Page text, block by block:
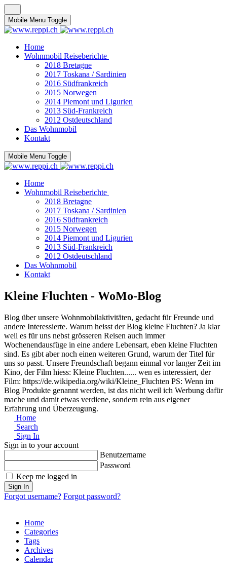
Mobile Menu Toggle
Home
Wohnmobil Reiseberichte
2018 Bretagne
2017 Toskana / Sardinien
2016 Südfrankreich
2015 Norwegen
2014 Piemont und Ligurien
2013 Süd-Frankreich
2012 Ostdeutschland
Das Wohnmobil
Kontakt
Mobile Menu Toggle
Home
Wohnmobil Reiseberichte
2018 Bretagne
2017 Toskana / Sardinien
2016 Südfrankreich
2015 Norwegen
2014 Piemont und Ligurien
2013 Süd-Frankreich
2012 Ostdeutschland
Das Wohnmobil
Kontakt
Kleine Fluchten - WoMo-Blog
Blog über unsere Wohnmobilaktivitäten, gedacht für Freunde und
andere Interessierte. Warum heisst der Blog kleine Fluchten? Ja klar
weil es für uns nebst grösseren Reisen auch immer
Wochenendausfüge in eine andere Lebensart, eben kleine Fluchten
sind. Es gibt aber noch einen weiteren Grund, warum der Titel für
uns so passt. Unsere Freundschaft begann einmal vor langer Zeit im
Kino, der Film hiess: Kleine Fluchten...... wen es interessiert, der
Film: https://de.wikipedia.org/wiki/Kleine_Fluchten PS: Wenn im
Blog Produkte genannt werden, ist das nicht weil ich Werbung dafür
mache und damit etwas verdiene, sondern rein aus eigener
Erfahrung und Überzeugung.
Home
Search
Sign In
Sign in to your account
Benutzername
Password
Keep me logged in
Sign In
Forgot username? Forgot password?
Home
Categories
Tags
Archives
Calendar